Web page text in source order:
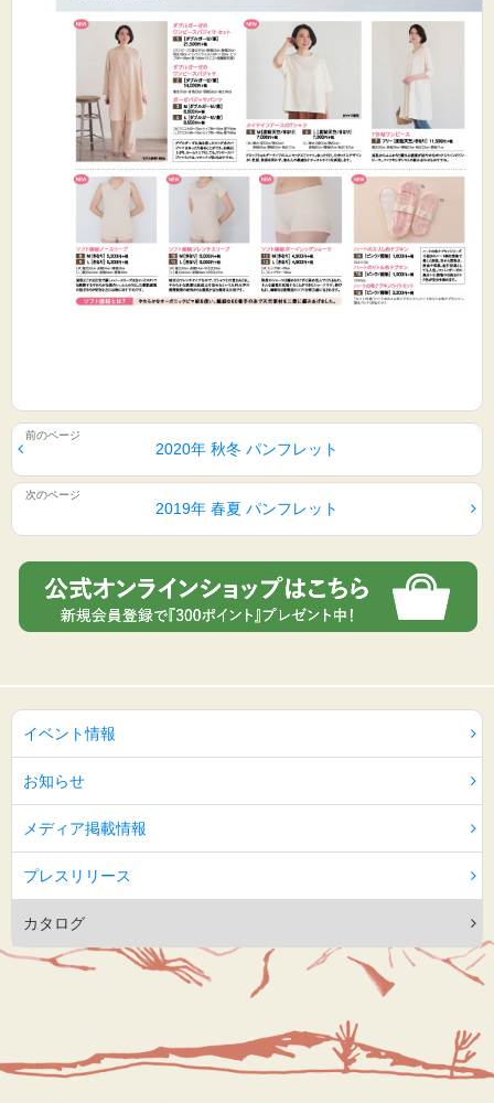
2020年 秋冬 パンフレット
2019年 春夏 パンフレット
イベント情報
お知らせ
メディア掲載情報
プレスリリース
カタログ